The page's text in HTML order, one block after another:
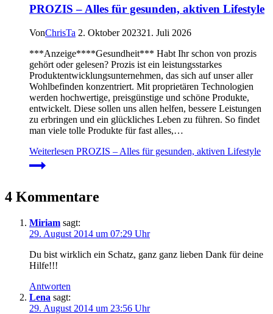
PROZIS – Alles für gesunden, aktiven Lifestyle
VonChrisTa 2. Oktober 202321. Juli 2026
***Anzeige****Gesundheit*** Habt Ihr schon von prozis
gehört oder gelesen? Prozis ist ein leistungsstarkes
Produktentwicklungsunternehmen, das sich auf unser aller
Wohlbefinden konzentriert. Mit proprietären Technologien
werden hochwertige, preisgünstige und schöne Produkte,
entwickelt. Diese sollen uns allen helfen, bessere Leistungen
zu erbringen und ein glückliches Leben zu führen. So findet
man viele tolle Produkte für fast alles,…
Weiterlesen PROZIS – Alles für gesunden, aktiven Lifestyle
4 Kommentare
Miriam sagt:
29. August 2014 um 07:29 Uhr
Du bist wirklich ein Schatz, ganz ganz lieben Dank für deine
Hilfe!!!
Antworten
Lena sagt:
29. August 2014 um 23:56 Uhr